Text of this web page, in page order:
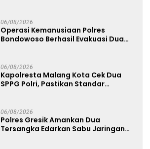
06/08/2026
Operasi Kemanusiaan Polres
Bondowoso Berhasil Evakuasi Dua
06/08/2026
Kapolresta Malang Kota Cek Dua
SPPG Polri, Pastikan Standar
06/08/2026
Polres Gresik Amankan Dua
Tersangka Edarkan Sabu Jaringan